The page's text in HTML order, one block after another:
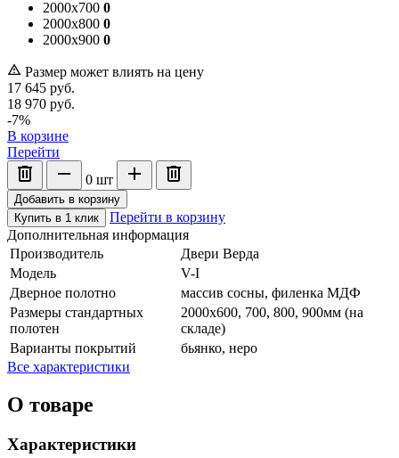
2000x700 0
2000x800 0
2000x900 0
Размер может влиять на цену
17 645 руб.
18 970 руб.
-7%
В корзине
Перейти
0 шт
Добавить в корзину
Купить в 1 клик
Перейти в корзину
Дополнительная информация
Производитель
Двери Верда
Модель
V-I
Дверное полотно
массив сосны, филенка МДФ
Размеры стандартных
полотен
2000х600, 700, 800, 900мм (на
складе)
Варианты покрытий
бьянко, неро
Все характеристики
О товаре
Характеристики